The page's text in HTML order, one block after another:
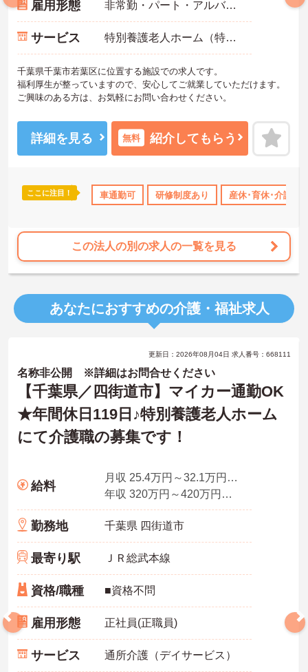
制度あり 産休･育休･介護休暇取得実績あり 社会保険完備
雇用形態 非常勤・パート・アルバイト
サービス 特別養護老人ホーム（特養）
千葉県千葉市若葉区に位置する施設での求人です。
福利厚生が整っていますので、安心してご就業していただけます。
ご興味のある方は、お気軽にお問い合わせください。
詳細を見る 無料 紹介してもらう
ここに注目！ 車通勤可 研修制度あり 産休･育休･介護休
この法人の別の求人の一覧を見る
あなたにおすすめの介護・福祉求人
更新日：2026年08月04日 求人番号：668111
名称非公開 ※詳細はお問合せください
【千葉県／四街道市】マイカー通勤OK
★年間休日119日♪特別養護老人ホーム
にて介護職の募集です！
給料
月収 25.4万円～32.1万円程度（諸手当込）
年収 320万円～420万円程度（諸手当込）
勤務地 千葉県 四街道市
最寄り駅 ＪＲ総武本線
資格/職種 ■資格不問
雇用形態 正社員(正職員)
サービス 通所介護（デイサービス）